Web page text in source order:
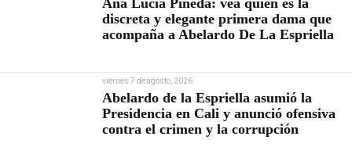
discreta y elegante primera dama que
acompaña a Abelardo De La Espriella
viernes 7 de agosto, 2026
Abelardo de la Espriella asumió la
Presidencia en Cali y anunció ofensiva
contra el crimen y la corrupción